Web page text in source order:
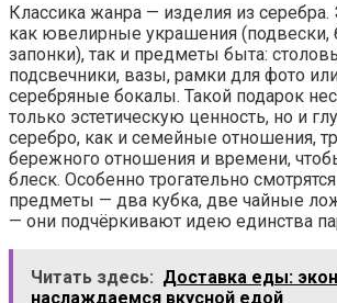
Классика жанра — изделия из серебра.
как ювелирные украшения (подвески,
запонки), так и предметы быта:
подсвечники, вазы, рамки для фото
серебряные бокалы. Такой подарок
только эстетическую ценность, но и
серебро, как и семейные отношения,
бережного отношения и времени,
блеск. Особенно трогательно
предметы — два кубка, две чайные
— они подчёркивают идею единства
Читать здесь: Доставка еды:
наслаждаемся вкусной едой